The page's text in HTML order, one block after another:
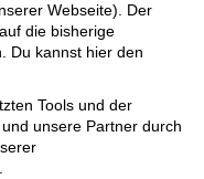
Webseite). Der
die bisherige
Du kannst hier den
Tools und der
unsere Partner durch
.